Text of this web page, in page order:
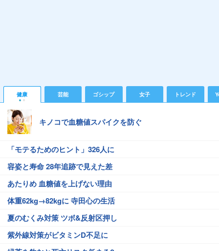
健康 芸能 ゴシップ 女子 トレンド
キノコで血糖値スパイクを防ぐ
「モテるためのヒント」326人に
容姿と寿命 28年追跡で見えた差
あたりめ 血糖値を上げない理由
体重62kg→82kgに 寺田心の生活
夏のむくみ対策 ツボ&反射区押し
紫外線対策がビタミンD不足に